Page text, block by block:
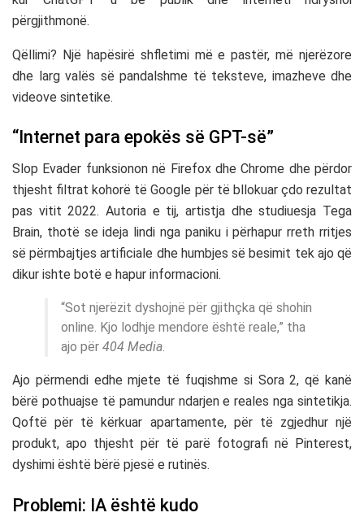
përgjithmonë.
Qëllimi? Një hapësirë shfletimi më e pastër, më njerëzore
dhe larg valës së pandalshme të teksteve, imazheve dhe
videove sintetike.
“Internet para epokës së GPT-së”
Slop Evader funksionon në Firefox dhe Chrome dhe përdor
thjesht filtrat kohorë të Google për të bllokuar çdo rezultat
pas vitit 2022. Autoria e tij, artistja dhe studiuesja Tega
Brain, thotë se ideja lindi nga paniku i përhapur rreth rritjes
së përmbajtjes artificiale dhe humbjes së besimit tek ajo që
dikur ishte botë e hapur informacioni.
“Sot njerëzit dyshojnë për gjithçka që shohin
online. Kjo lodhje mendore është reale,” tha
ajo për 404 Media.
Ajo përmendi edhe mjete të fuqishme si Sora 2, që kanë
bërë pothuajse të pamundur ndarjen e reales nga sintetikja.
Qoftë për të kërkuar apartamente, për të zgjedhur një
produkt, apo thjesht për të parë fotografi në Pinterest,
dyshimi është bërë pjesë e rutinës.
Problemi: IA është kudo